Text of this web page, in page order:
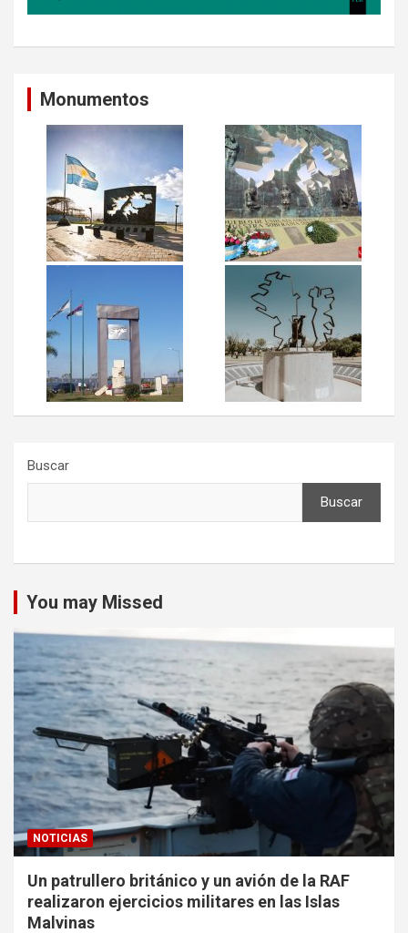
Monumentos
Buscar
Buscar
You may Missed
NOTICIAS
Un patrullero británico y un avión de la RAF
realizaron ejercicios militares en las Islas
Malvinas